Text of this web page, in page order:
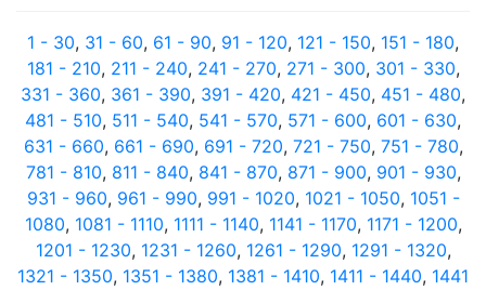
1 - 30, 31 - 60, 61 - 90, 91 - 120, 121 - 150, 151 - 180,
181 - 210, 211 - 240, 241 - 270, 271 - 300, 301 - 330,
331 - 360, 361 - 390, 391 - 420, 421 - 450, 451 - 480,
481 - 510, 511 - 540, 541 - 570, 571 - 600, 601 - 630,
631 - 660, 661 - 690, 691 - 720, 721 - 750, 751 - 780,
781 - 810, 811 - 840, 841 - 870, 871 - 900, 901 - 930,
931 - 960, 961 - 990, 991 - 1020, 1021 - 1050, 1051 -
1080, 1081 - 1110, 1111 - 1140, 1141 - 1170, 1171 - 1200,
1201 - 1230, 1231 - 1260, 1261 - 1290, 1291 - 1320,
1321 - 1350, 1351 - 1380, 1381 - 1410, 1411 - 1440, 1441